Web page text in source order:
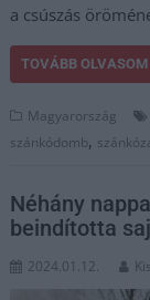
a csúszás
TOVÁBB OLVASOM
Magyarország
szánkódomb,
Néhány
beindította
2024.01.12.